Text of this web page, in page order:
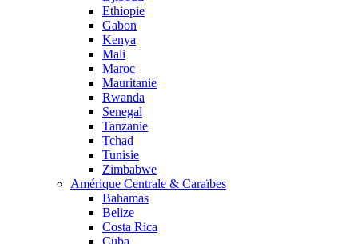
Ethiopie
Gabon
Kenya
Mali
Maroc
Mauritanie
Rwanda
Senegal
Tanzanie
Tchad
Tunisie
Zimbabwe
Amérique Centrale & Caraïbes
Bahamas
Belize
Costa Rica
Cuba